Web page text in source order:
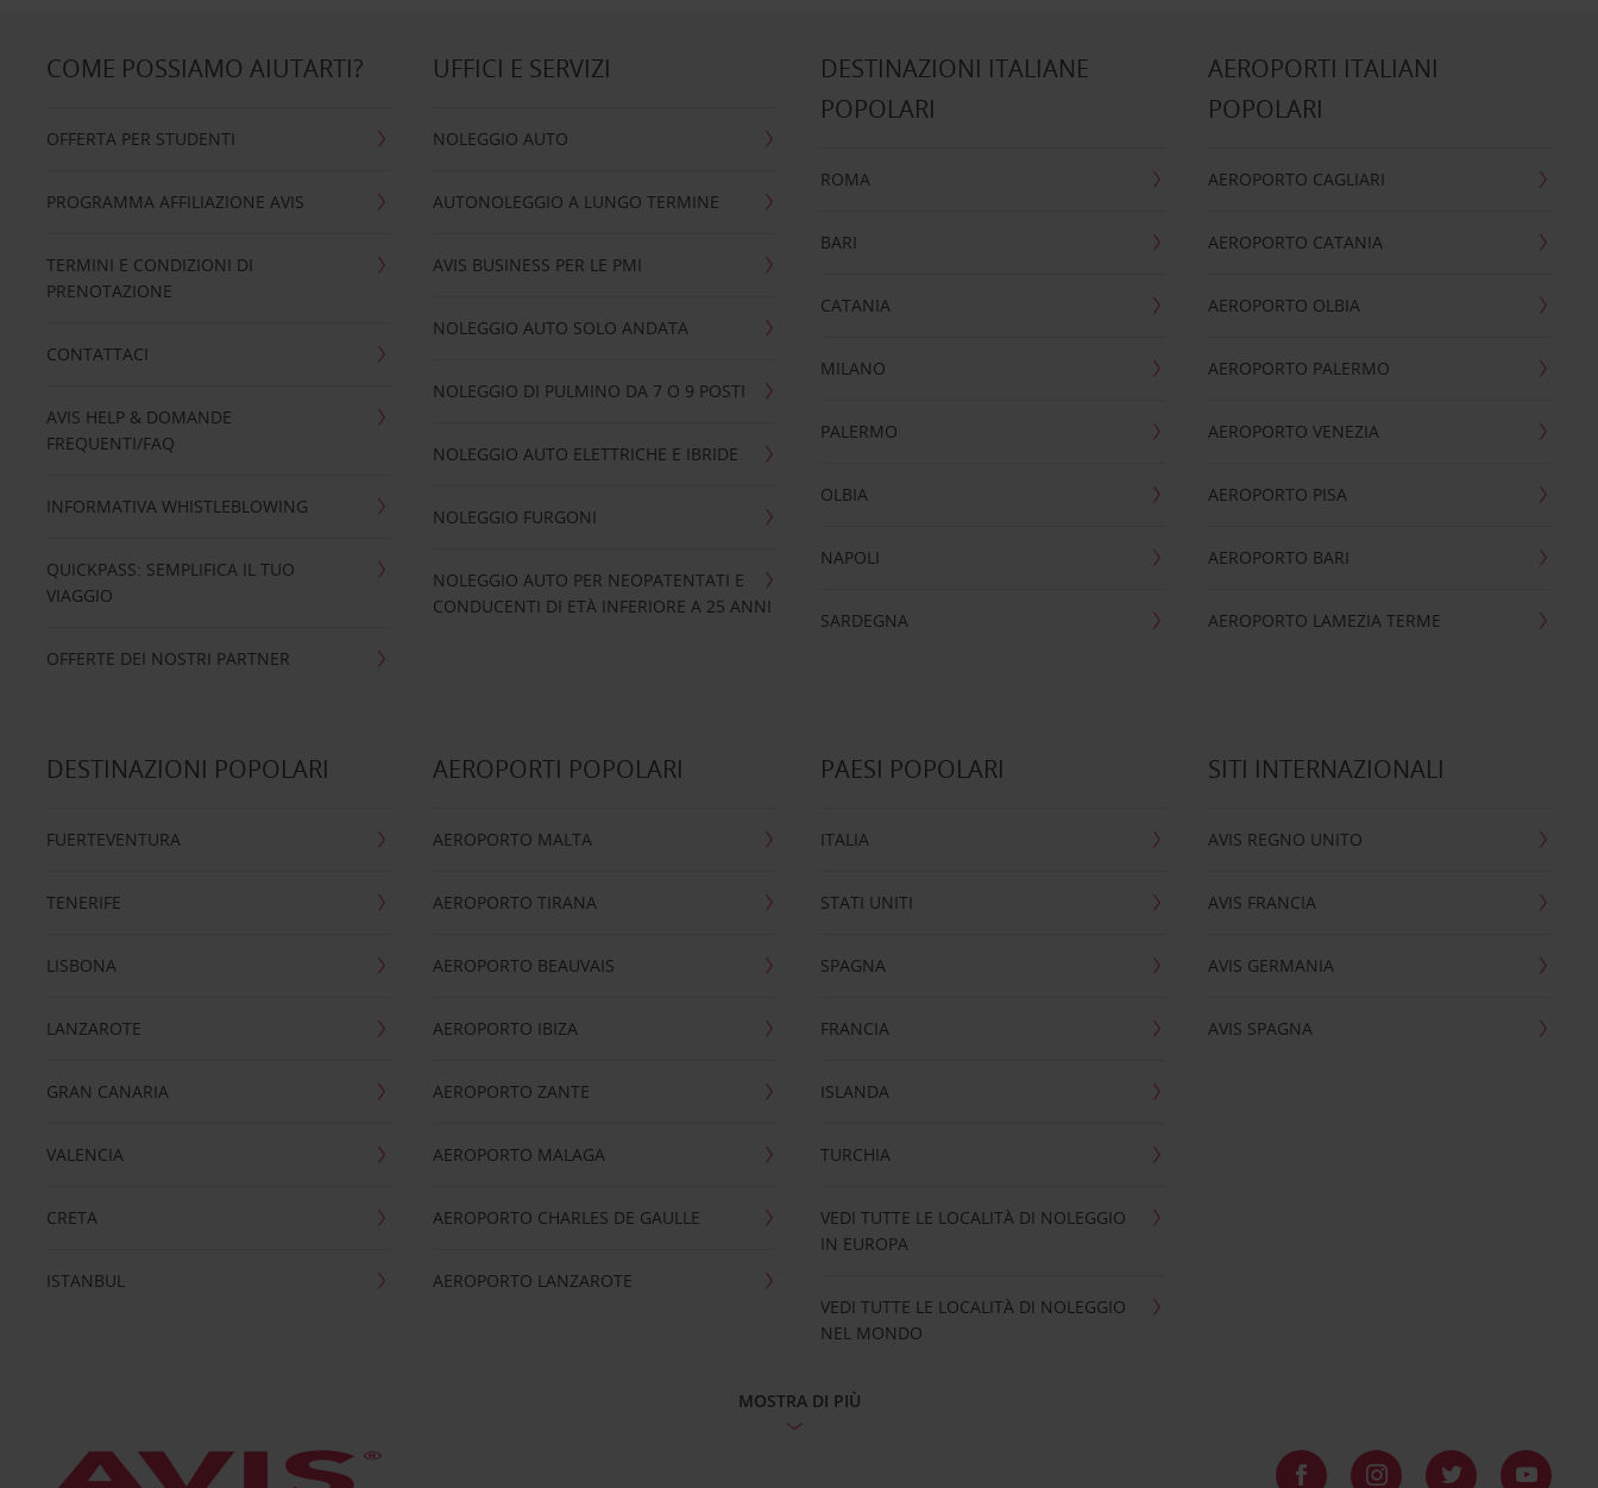
COME POSSIAMO AIUTARTI?
OFFERTA PER STUDENTI
PROGRAMMA AFFILIAZIONE AVIS
TERMINI E CONDIZIONI DI
PRENOTAZIONE
CONTATTACI
AVIS HELP & DOMANDE
FREQUENTI/FAQ
INFORMATIVA WHISTLEBLOWING
QUICKPASS: SEMPLIFICA IL TUO
VIAGGIO
OFFERTE DEI NOSTRI PARTNER
UFFICI E SERVIZI
NOLEGGIO AUTO
AUTONOLEGGIO A LUNGO TERMINE
AVIS BUSINESS PER LE PMI
NOLEGGIO AUTO SOLO ANDATA
NOLEGGIO DI PULMINO DA 7 O 9 POSTI
NOLEGGIO AUTO ELETTRICHE E IBRIDE
NOLEGGIO FURGONI
NOLEGGIO AUTO PER NEOPATENTATI E
CONDUCENTI DI ETÀ INFERIORE A 25 ANNI
DESTINAZIONI ITALIANE
POPOLARI
ROMA
BARI
CATANIA
MILANO
PALERMO
OLBIA
NAPOLI
SARDEGNA
AEROPORTI ITALIANI
POPOLARI
AEROPORTO CAGLIARI
AEROPORTO CATANIA
AEROPORTO OLBIA
AEROPORTO PALERMO
AEROPORTO VENEZIA
AEROPORTO PISA
AEROPORTO BARI
AEROPORTO LAMEZIA TERME
DESTINAZIONI POPOLARI
FUERTEVENTURA
TENERIFE
LISBONA
LANZAROTE
GRAN CANARIA
VALENCIA
CRETA
ISTANBUL
AEROPORTI POPOLARI
AEROPORTO MALTA
AEROPORTO TIRANA
AEROPORTO BEAUVAIS
AEROPORTO IBIZA
AEROPORTO ZANTE
AEROPORTO MALAGA
AEROPORTO CHARLES DE GAULLE
AEROPORTO LANZAROTE
PAESI POPOLARI
ITALIA
STATI UNITI
SPAGNA
FRANCIA
ISLANDA
TURCHIA
VEDI TUTTE LE LOCALITÀ DI NOLEGGIO
IN EUROPA
VEDI TUTTE LE LOCALITÀ DI NOLEGGIO
NEL MONDO
SITI INTERNAZIONALI
AVIS REGNO UNITO
AVIS FRANCIA
AVIS GERMANIA
AVIS SPAGNA
MOSTRA DI PIÙ